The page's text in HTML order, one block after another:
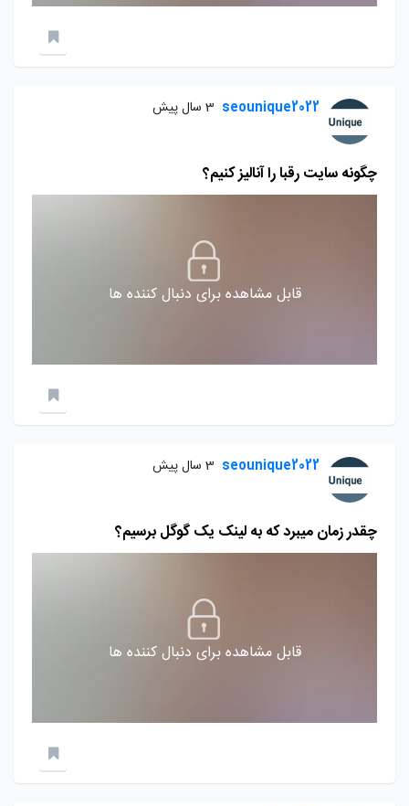
seounique2022 3 سال پیش
چگونه سایت رقبا را آنالیز کنیم؟
قابل مشاهده برای دنبال کننده ها
seounique2022 3 سال پیش
چقدر زمان میبرد که به لینک یک گوگل برسیم؟
قابل مشاهده برای دنبال کننده ها